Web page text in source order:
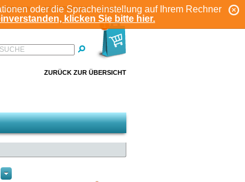
oder die Spracheinstellung auf Ihrem Rechner
klicken Sie bitte hier.
KONTO
REGISTRIEREN
1
SUCHE
ZURÜCK ZUR ÜBERSICHT